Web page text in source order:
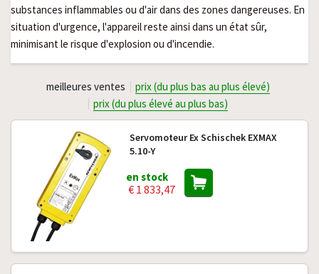
substances inflammables ou d'air dans des zones dangereuses. En
situation d'urgence, l'appareil reste ainsi dans un état sûr,
minimisant le risque d'explosion ou d'incendie.
meilleures ventes
prix (du plus bas au plus élevé)
prix (du plus élevé au plus bas)
Servomoteur Ex Schischek EXMAX
5.10-Y
en stock
€ 1 833,47